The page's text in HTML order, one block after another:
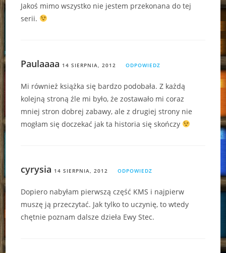
Jakoś mimo wszystko nie jestem przekonana do tej
serii.
Paulaaaa 14 SIERPNIA, 2012 ODPOWIEDZ
Mi również książka się bardzo podobała. Z każdą
kolejną stroną źle mi było, że zostawało mi coraz
mniej stron dobrej zabawy, ale z drugiej strony nie
mogłam się doczekać jak ta historia się skończy
cyrysia 14 SIERPNIA, 2012 ODPOWIEDZ
Dopiero nabyłam pierwszą część KMS i najpierw
muszę ją przeczytać. Jak tylko to uczynię, to wtedy
chętnie poznam dalsze dzieła Ewy Stec.